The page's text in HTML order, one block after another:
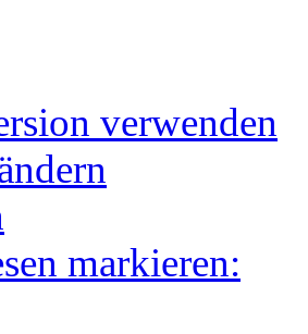
verwenden
markieren: